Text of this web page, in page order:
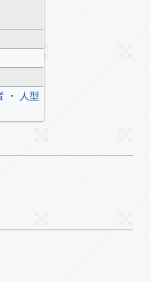
・ 人型